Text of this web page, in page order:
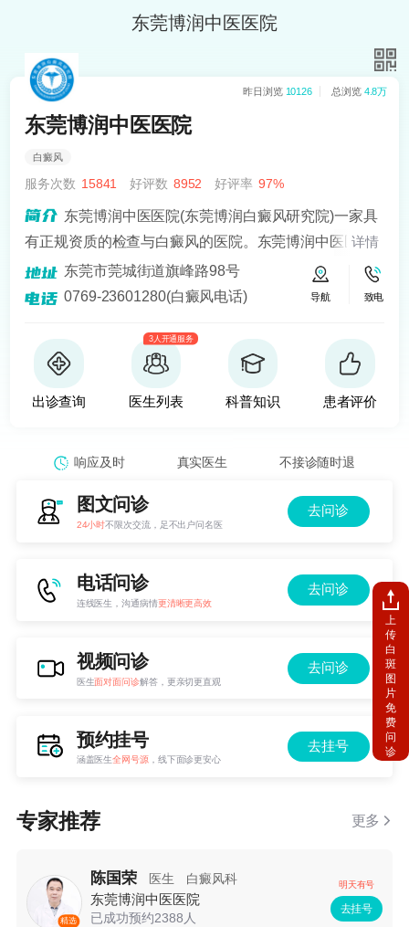
东莞博润中医医院
昨日浏览 10126 总浏览 4.8万
东莞博润中医医院
白癜风
服务次数 15841 好评数 8952 好评率 97%
东莞博润中医医院(东莞博润白癜风研究院)一家具
有正规资质的检查与白癜风的医院。东莞博润中医医院
倡导检测、分型、治疗的理念，坚持分型论治、中西医
结合、MDT多学科联合诊疗等准则。医院先后引进
仪、311窄谱UVB治疗仪、黑色素细胞培植术、药离子
渗透等诊疗技术和设备，从患者自身病情出发，多个学
科对患者进行综合考评和诊断，检测病因、科学分型分
详情
东莞市莞城街道旗峰路98号
0769-23601280(白癜风电话)
导航 致电
出诊查询
3人开通服务
医生列表 科普知识 患者评价
响应及时 真实医生 不接诊随时退
图文问诊
24小时不限次交流，足不出户问名医
去问诊
电话问诊
连线医生，沟通病情更清晰更高效
去问诊
视频问诊
医生面对面问诊解答，更亲切更直观
去问诊
预约挂号
涵盖医生全网号源，线下面诊更安心
去挂号
专家推荐 更多
精选
陈国荣 医生 白癜风科
东莞博润中医医院
已成功预约2388人
明天有号
去挂号
上
传
白
斑
图
片
免
费
问
诊